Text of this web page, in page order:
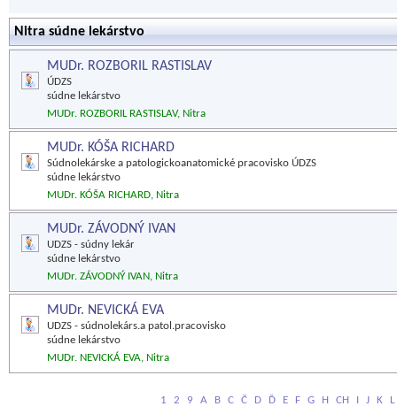
Nitra súdne lekárstvo
MUDr. ROZBORIL RASTISLAV
ÚDZS
súdne lekárstvo
MUDr. ROZBORIL RASTISLAV, Nitra
MUDr. KÓŠA RICHARD
Súdnolekárske a patologickoanatomické pracovisko ÚDZS
súdne lekárstvo
MUDr. KÓŠA RICHARD, Nitra
MUDr. ZÁVODNÝ IVAN
UDZS - súdny lekár
súdne lekárstvo
MUDr. ZÁVODNÝ IVAN, Nitra
MUDr. NEVICKÁ EVA
UDZS - súdnolekárs.a patol.pracovisko
súdne lekárstvo
MUDr. NEVICKÁ EVA, Nitra
1 2 9 A B C Č D Ď E F G H CH I J K L